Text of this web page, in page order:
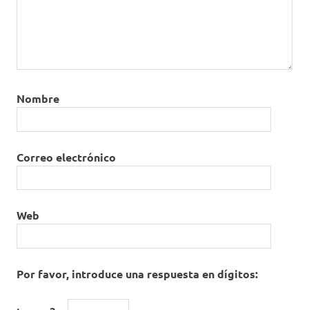
Nombre
Correo electrónico
Web
Por favor, introduce una respuesta en dígitos: